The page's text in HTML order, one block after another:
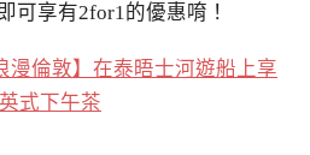
可享有2for1的優惠唷！
漫倫敦】在泰晤士河遊船上享
式下午茶